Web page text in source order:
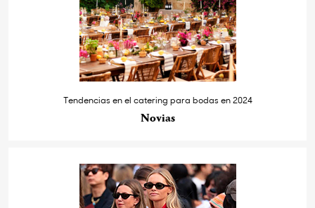
Tendencias en el catering para bodas en 2024
Novias